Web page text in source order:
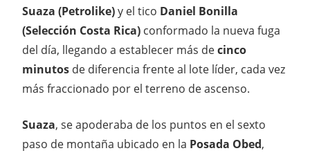
Suaza (Petrolike)y el tico Daniel Bonilla
(Selección Costa Rica) conformado la nueva fuga
del día, llegando a establecer más decinco
minutos de diferencia frente al lote líder, cada vez
más fraccionado por el terreno de ascenso.
Suaza, se apoderaba de los puntos en el sexto
paso de montaña ubicado en la Posada Obed,